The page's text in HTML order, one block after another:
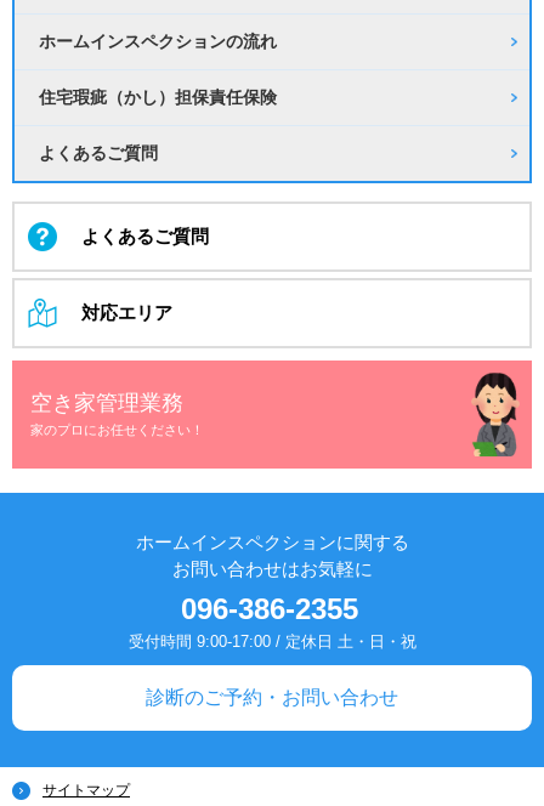
ホームインスペクションの流れ
住宅瑕疵（かし）担保責任保険
よくあるご質問
よくあるご質問
対応エリア
空き家管理業務
家のプロにお任せください！
ホームインスペクションに関する
お問い合わせはお気軽に
096-386-2355
受付時間 9:00-17:00 / 定休日 土・日・祝
診断のご予約・お問い合わせ
サイトマップ